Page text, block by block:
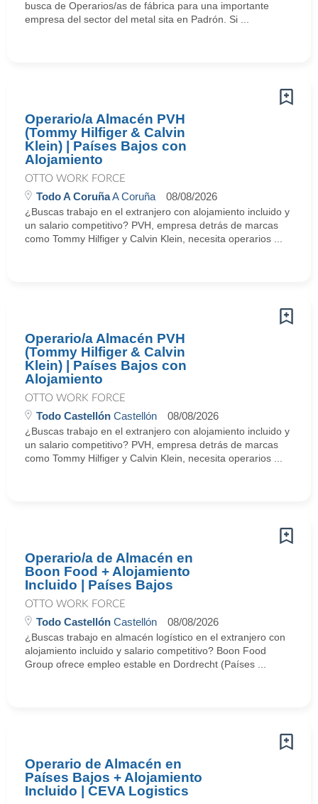
busca de Operarios/as de fábrica para una importante
empresa del sector del metal sita en Padrón. Si ...
Operario/a Almacén PVH
(Tommy Hilfiger & Calvin
Klein) | Países Bajos con
Alojamiento
OTTO WORK FORCE
Todo A CoruñaA Coruña 08/08/2026
¿Buscas trabajo en el extranjero con alojamiento incluido y
un salario competitivo? PVH, empresa detrás de marcas
como Tommy Hilfiger y Calvin Klein, necesita operarios ...
Operario/a Almacén PVH
(Tommy Hilfiger & Calvin
Klein) | Países Bajos con
Alojamiento
OTTO WORK FORCE
Todo Castellón Castellón 08/08/2026
¿Buscas trabajo en el extranjero con alojamiento incluido y
un salario competitivo? PVH, empresa detrás de marcas
como Tommy Hilfiger y Calvin Klein, necesita operarios ...
Operario/a de Almacén en
Boon Food + Alojamiento
Incluido | Países Bajos
OTTO WORK FORCE
Todo Castellón Castellón 08/08/2026
¿Buscas trabajo en almacén logístico en el extranjero con
alojamiento incluido y salario competitivo? Boon Food
Group ofrece empleo estable en Dordrecht (Países ...
Operario de Almacén en
Países Bajos + Alojamiento
Incluido | CEVA Logistics